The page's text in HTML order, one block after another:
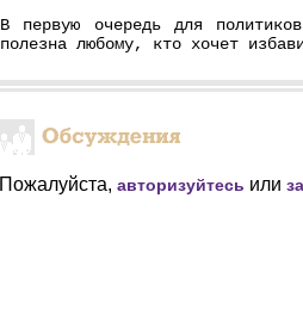
В первую очередь для
полезна любому, кто хочет
Пожалуйста, авторизуйтесь или